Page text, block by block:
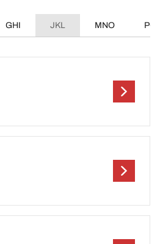
GHI JKL MNO